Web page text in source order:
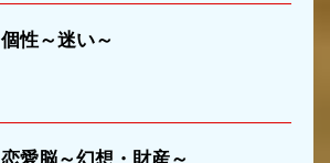
個性～迷い～
恋愛脳～幻想・財産～